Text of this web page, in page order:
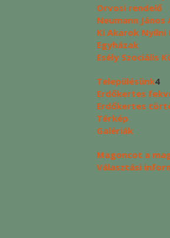
Orvosi rendelő
Neumann
Ki Akarok Nyílni
Egyházak
Esély Szociális
Településünk4
Erdőkertes
Erdőkertes
Térkép
Galériák
Magoncot a
Választási